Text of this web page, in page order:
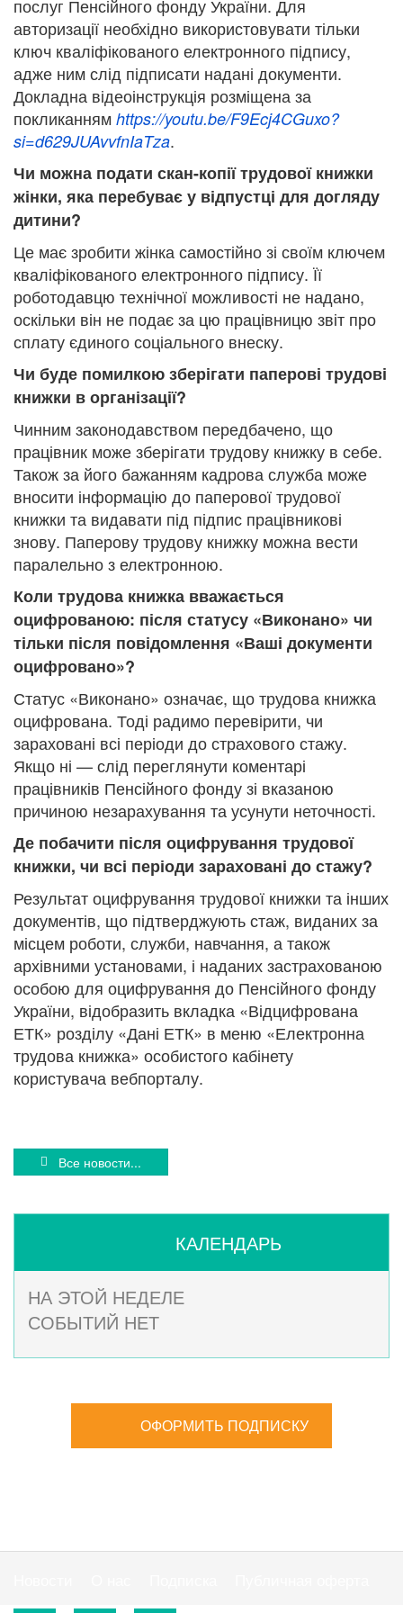
послуг Пенсійного фонду України. Для
авторизації необхідно використовувати тільки
ключ кваліфікованого електронного підпису,
адже ним слід підписати надані документи.
Докладна відеоінструкція розміщена за
покликанням https://youtu.be/F9Ecj4CGuxo?
si=d629JUAvvfnIaTza.
Чи можна подати скан-копії трудової книжки
жінки, яка перебуває у відпустці для догляду
дитини?
Це має зробити жінка самостійно зі своїм ключем
кваліфікованого електронного підпису. Її
роботодавцю технічної можливості не надано,
оскільки він не подає за цю працівницю звіт про
сплату єдиного соціального внеску.
Чи буде помилкою зберігати паперові трудові
книжки в організації?
Чинним законодавством передбачено, що
працівник може зберігати трудову книжку в себе.
Також за його бажанням кадрова служба може
вносити інформацію до паперової трудової
книжки та видавати під підпис працівникові
знову. Паперову трудову книжку можна вести
паралельно з електронною.
Коли трудова книжка вважається
оцифрованою: після статусу «Виконано» чи
тільки після повідомлення «Ваші документи
оцифровано»?
Статус «Виконано» означає, що трудова книжка
оцифрована. Тоді радимо перевірити, чи
зараховані всі періоди до страхового стажу.
Якщо ні — слід переглянути коментарі
працівників Пенсійного фонду зі вказаною
причиною незарахування та усунути неточності.
Де побачити після оцифрування трудової
книжки, чи всі періоди зараховані до стажу?
Результат оцифрування трудової книжки та інших
документів, що підтверджують стаж, виданих за
місцем роботи, служби, навчання, а також
архівними установами, і наданих застрахованою
особою для оцифрування до Пенсійного фонду
України, відобразить вкладка «Відцифрована
ЕТК» розділу «Дані ЕТК» в меню «Електронна
трудова книжка» особистого кабінету
користувача вебпорталу.
Все новости...
КАЛЕНДАРЬ
НА ЭТОЙ НЕДЕЛЕ
СОБЫТИЙ НЕТ
ОФОРМИТЬ ПОДПИСКУ